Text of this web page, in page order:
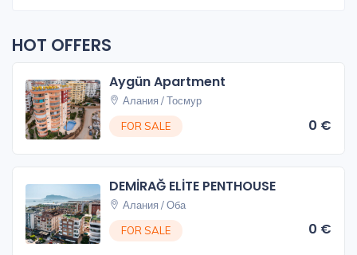
HOT OFFERS
Aygün Apartment
Алания / Тосмур
FOR SALE
0 €
DEMİRAĞ ELİTE PENTHOUSE
Алания / Оба
FOR SALE
0 €